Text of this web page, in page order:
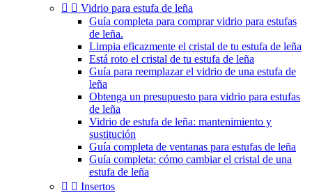
  Vidrio para estufa de leña
Guía completa para comprar vidrio para estufas
de leña.
Limpia eficazmente el cristal de tu estufa de leña
Está roto el cristal de tu estufa de leña
Guía para reemplazar el vidrio de una estufa de
leña
Obtenga un presupuesto para vidrio para estufas
de leña
Vidrio de estufa de leña: mantenimiento y
sustitución
Guía completa de ventanas para estufas de leña
Guía completa: cómo cambiar el cristal de una
estufa de leña
  Insertos